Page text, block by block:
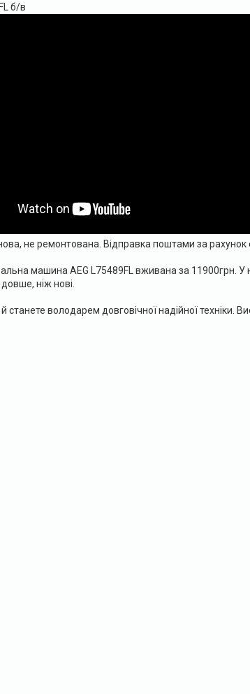
б/в
не ремонтована. Відправка поштами за рахунок
машина AEG L75489FL вживана за 11900грн. У
ніж нові.
володарем довговічної надійної техніки.